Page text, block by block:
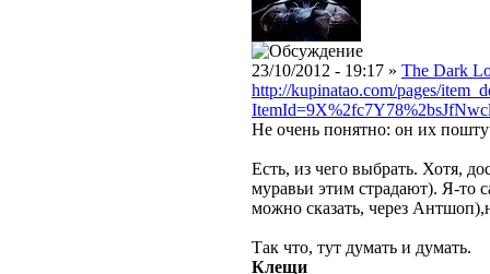
23/10/2012 - 19:17 » The Dark
http://kupinatao.com/pages/
Не очень понятно: он их
Есть, из чего выбрать. Хотя,
муравьи этим страдают). Я-то
можно сказать, через
Так что, тут думать и думать.
Клещи